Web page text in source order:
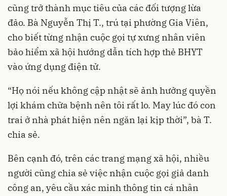
cũng trở thành mục tiêu của các đối tượng lừa
đảo. Bà Nguyễn Thị T., trú tại phường Gia Viên,
cho biết từng nhận cuộc gọi tự xưng nhân viên
bảo hiểm xã hội hướng dẫn tích hợp thẻ BHYT
vào ứng dụng điện tử.
“Họ nói nếu không cập nhật sẽ ảnh hưởng quyền
lợi khám chữa bệnh nên tôi rất lo. May lúc đó con
trai ở nhà phát hiện nên ngăn lại kịp thời”, bà T.
chia sẻ.
Bên cạnh đó, trên các trang mạng xã hội, nhiều
người cũng chia sẻ việc nhận cuộc gọi giả danh
công an, yêu cầu xác minh thông tin cá nhân